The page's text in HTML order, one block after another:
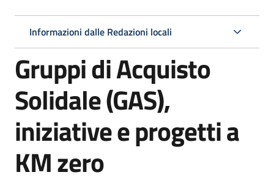
Servizi
Centri
per
le
Informazioni
Informazioni dalle Redazioni locali
Gruppi di Acquisto
Solidale (GAS),
iniziative e progetti a
KM zero